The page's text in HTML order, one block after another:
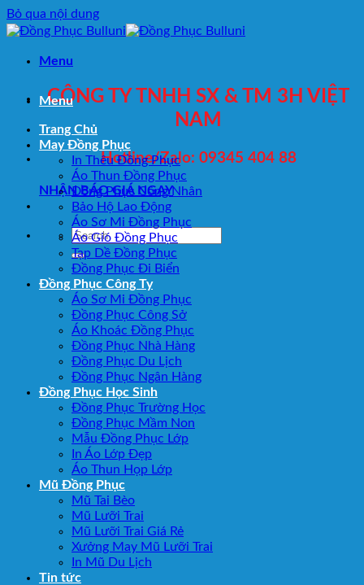
Bỏ qua nội dung
Menu
CÔNG TY TNHH SX & TM 3H VIỆT
NAM
Hotline/Zalo: 09345 404 88
NHẬN BÁO GIÁ NGAY
Menu
Trang Chủ
May Đồng Phục
In Thêu Đồng Phục
Áo Thun Đồng Phục
Đồng Phục Công Nhân
Bảo Hộ Lao Động
Áo Sơ Mi Đồng Phục
Áo Gió Đồng Phục
Tạp Dề Đồng Phục
Đồng Phục Đi Biển
Đồng Phục Công Ty
Áo Sơ Mi Đồng Phục
Đồng Phục Công Sở
Áo Khoác Đồng Phục
Đồng Phục Nhà Hàng
Đồng Phục Du Lịch
Đồng Phục Ngân Hàng
Đồng Phục Học Sinh
Đồng Phục Trường Học
Đồng Phục Mầm Non
Mẫu Đồng Phục Lớp
In Áo Lớp Đẹp
Áo Thun Họp Lớp
Mũ Đồng Phục
Mũ Tai Bèo
Mũ Lưỡi Trai
Mũ Lưỡi Trai Giá Rẻ
Xưởng May Mũ Lưỡi Trai
In Mũ Du Lịch
Tin tức